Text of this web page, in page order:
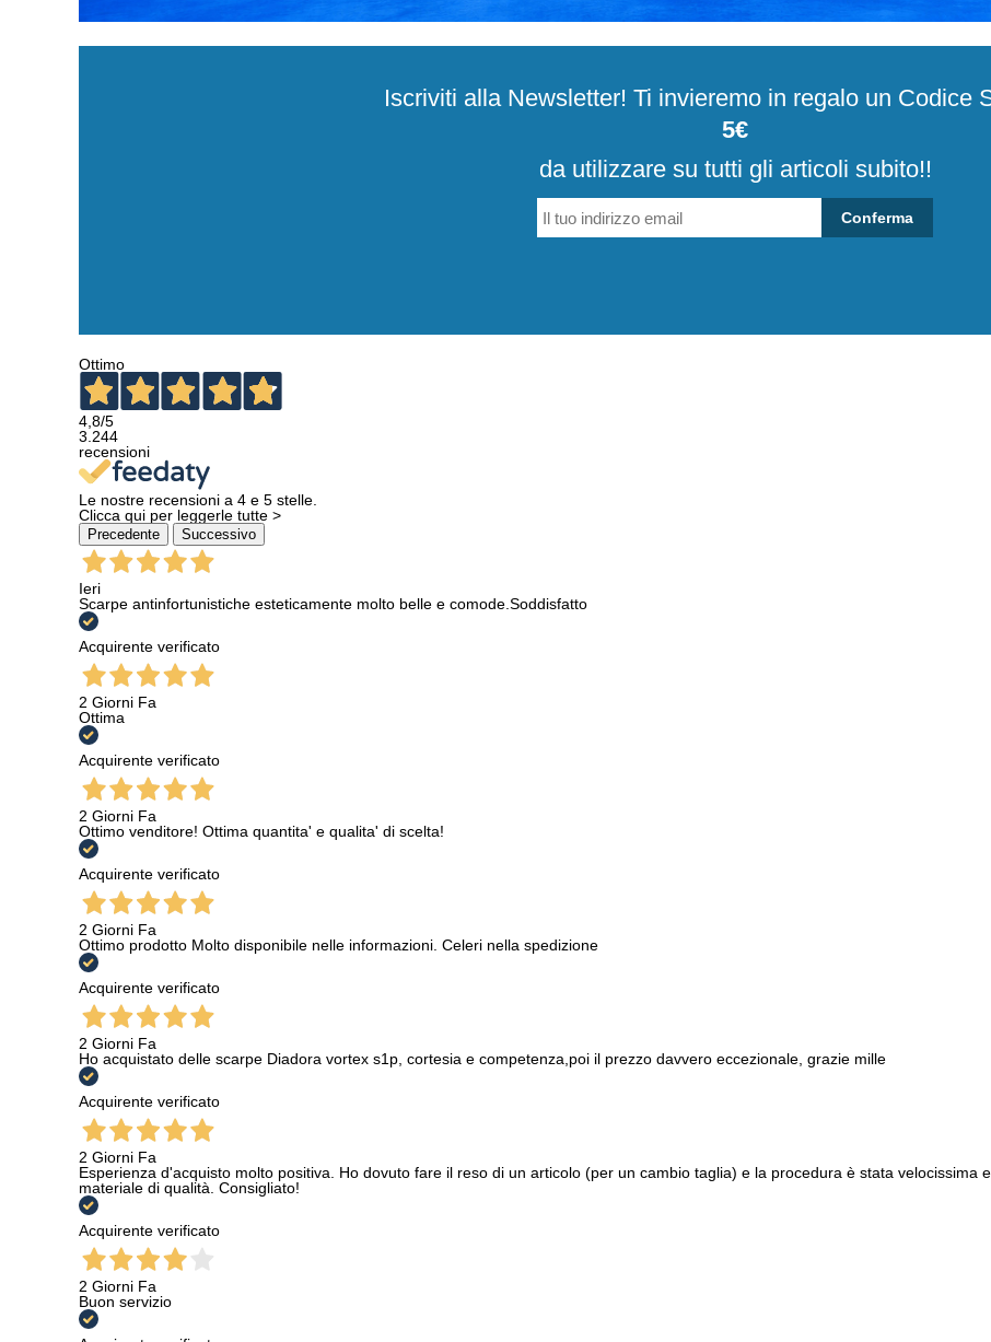
Iscriviti alla Newsletter! Ti invieremo in regalo un Codice
5€
da utilizzare su tutti gli articoli subito!!
Conferma
Ottimo
4,8/5
3.244
recensioni
Le nostre recensioni a 4 e 5 stelle.
Clicca qui per leggerle tutte >
Precedente Successivo
Ieri
Scarpe antinfortunistiche esteticamente molto belle e comode.Soddisfatto
Acquirente verificato
2 Giorni Fa
Ottima
Acquirente verificato
2 Giorni Fa
Ottimo venditore! Ottima quantita' e qualita' di scelta!
Acquirente verificato
2 Giorni Fa
Ottimo prodotto Molto disponibile nelle informazioni. Celeri nella spedizione
Acquirente verificato
2 Giorni Fa
Ho acquistato delle scarpe Diadora vortex s1p, cortesia e competenza,poi il prezzo davvero eccezionale, grazie mille
Acquirente verificato
2 Giorni Fa
Esperienza d'acquisto molto positiva. Ho dovuto fare il reso di un articolo (per un cambio taglia) e la procedura è stata velocissima
materiale di qualità. Consigliato!
Acquirente verificato
2 Giorni Fa
Buon servizio